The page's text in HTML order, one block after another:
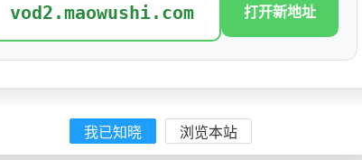
vod2.maowushi.com 打开新地址
我已知晓 浏览本站